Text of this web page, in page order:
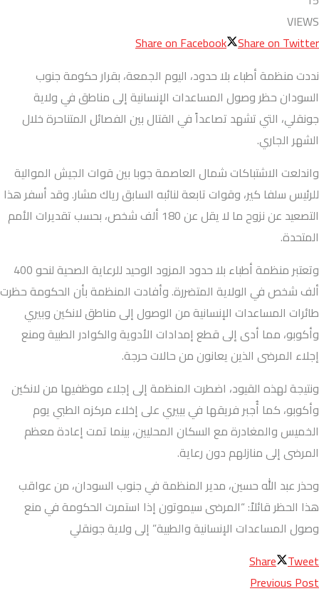
VIEWS
Share on Facebook Share on Twitter
نددت منظمة أطباء بلا حدود، اليوم الجمعة، بقرار حكومة جنوب
السودان حظر وصول المساعدات الإنسانية إلى مناطق في ولاية
جونقلي، التي تشهد تصاعداً في القتال بين الفصائل المتناحرة خلال
الشهر الجاري.
واندلعت الاشتباكات شمال العاصمة جوبا بين قوات الجيش الموالية
للرئيس سلفا كير، وقوات تابعة لنائبه السابق رياك مشار. وقد أسفر هذا
التصعيد عن نزوح ما لا يقل عن 180 ألف شخص، بحسب تقديرات الأمم
المتحدة.
وتعتبر منظمة أطباء بلا حدود المزود الوحيد للرعاية الصحية لنحو 400
ألف شخص في الولاية المتضررة. وأفادت المنظمة بأن الحكومة حظرت
طائرات المساعدات الإنسانية من الوصول إلى مناطق لانكين وبيري
وأكوبو، مما أدى إلى قطع إمدادات الأدوية والكوادر الطبية ومنع
إجلاء المرضى الذين يعانون من حالات حرجة.
ونتيجة لهذه القيود، اضطرت المنظمة إلى إجلاء موظفيها من لانكين
وأكوبو، كما أُجبر فريقها في بييري على إخلاء مركزه الطبي يوم
الخميس والمغادرة مع السكان المحليين، بينما تمت إعادة معظم
المرضى إلى منازلهم دون رعاية.
وحذر عبد الله حسين، مدير المنظمة في جنوب السودان، من عواقب
هذا الحظر قائلاً: “المرضى سيموتون إذا استمرت الحكومة في منع
وصول المساعدات الإنسانية والطبية” إلى ولاية جونقلي
Share Tweet
Previous Post